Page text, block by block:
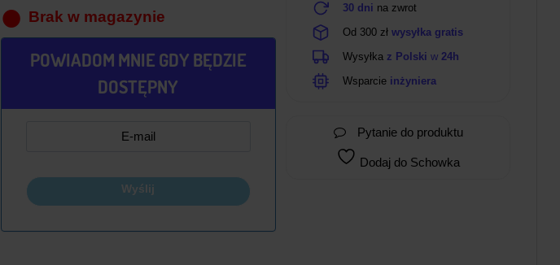
Brak w magazynie
POWIADOM MNIE GDY BĘDZIE
DOSTĘPNY
Wyślij
30 dni na zwrot
Od 300 złwysyłka gratis
Wysyłka z Polskiw 24h
Wsparcie inżyniera
Pytanie do produktu
Dodaj do Schowka